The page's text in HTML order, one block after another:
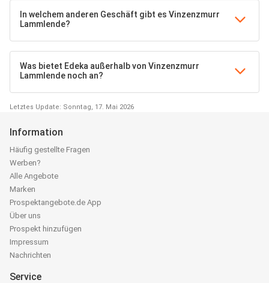
In welchem anderen Geschäft gibt es Vinzenzmurr
Lammlende?
Was bietet Edeka außerhalb von Vinzenzmurr
Lammlende noch an?
Letztes Update: Sonntag, 17. Mai 2026
Information
Häufig gestellte Fragen
Werben?
Alle Angebote
Marken
Prospektangebote.de App
Über uns
Prospekt hinzufügen
Impressum
Nachrichten
Service